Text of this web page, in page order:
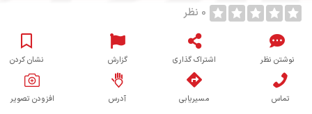
0 نظر
نوشتن نظر اشتراک گذاری گزارش نشان کردن
تماس مسیریابی آدرس افزودن تصویر